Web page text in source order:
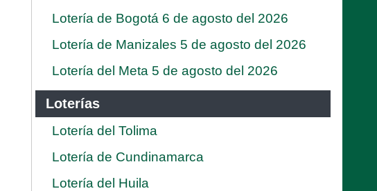
Lotería de Bogotá 6 de agosto del 2026
Lotería de Manizales 5 de agosto del 2026
Lotería del Meta 5 de agosto del 2026
Loterías
Lotería del Tolima
Lotería de Cundinamarca
Lotería del Huila